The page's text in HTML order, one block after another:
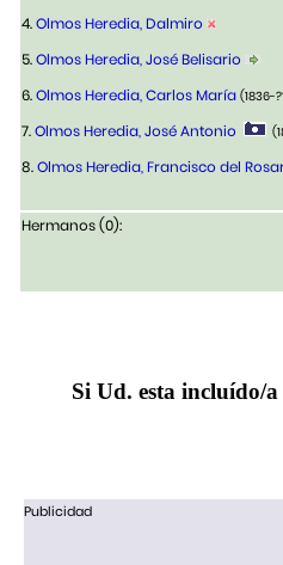
4.Olmos Heredia, Dalmiro
5.Olmos Heredia, José Belisario
6.Olmos Heredia, Carlos María (1836-
7.Olmos Heredia, José Antonio
8.Olmos Heredia, Francisco del
Hermanos (0):
Si Ud. esta incluído/
Publicidad